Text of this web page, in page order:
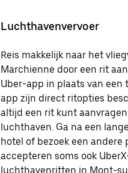
Luchthavenvervoer
Reis makkelijk naar het
Marchienne door een rit
Uber-app in plaats van een
app zijn direct ritopties
altijd een rit kunt
luchthaven. Ga na een
hotel of bezoek een andere
accepteren soms ook
luchthavenritten in Mont-